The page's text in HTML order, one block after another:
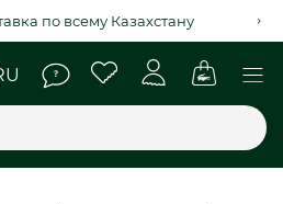
через Kaspi Red+